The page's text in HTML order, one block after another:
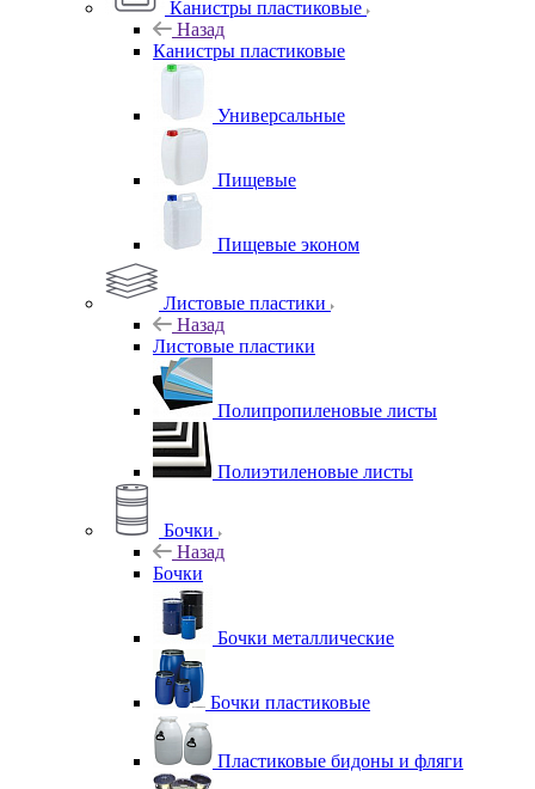
Канистры пластиковые
Назад
Канистры пластиковые
Универсальные
Пищевые
Пищевые эконом
Листовые пластики
Назад
Листовые пластики
Полипропиленовые листы
Полиэтиленовые листы
Бочки
Назад
Бочки
Бочки металлические
Бочки пластиковые
Пластиковые бидоны и фляги